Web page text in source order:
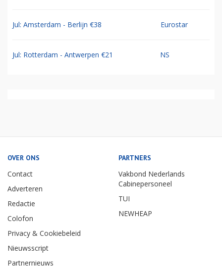
Jul: Amsterdam - Berlijn €38 Eurostar
Jul: Rotterdam - Antwerpen €21 NS
OVER ONS
Contact
Adverteren
Redactie
Colofon
Privacy & Cookiebeleid
Nieuwsscript
Partnernieuws
PARTNERS
Vakbond Nederlands
Cabinepersoneel
TUI
NEWHEAP